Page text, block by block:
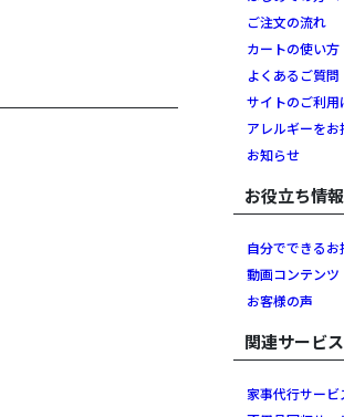
ご注文の流れ
カートの使い方
よくあるご質問
サイトのご利用
アレルギーを
お知らせ
お役立ち情報
自分でできるお
動画コンテンツ
お客様の声
関連サービス
家事代行サービ